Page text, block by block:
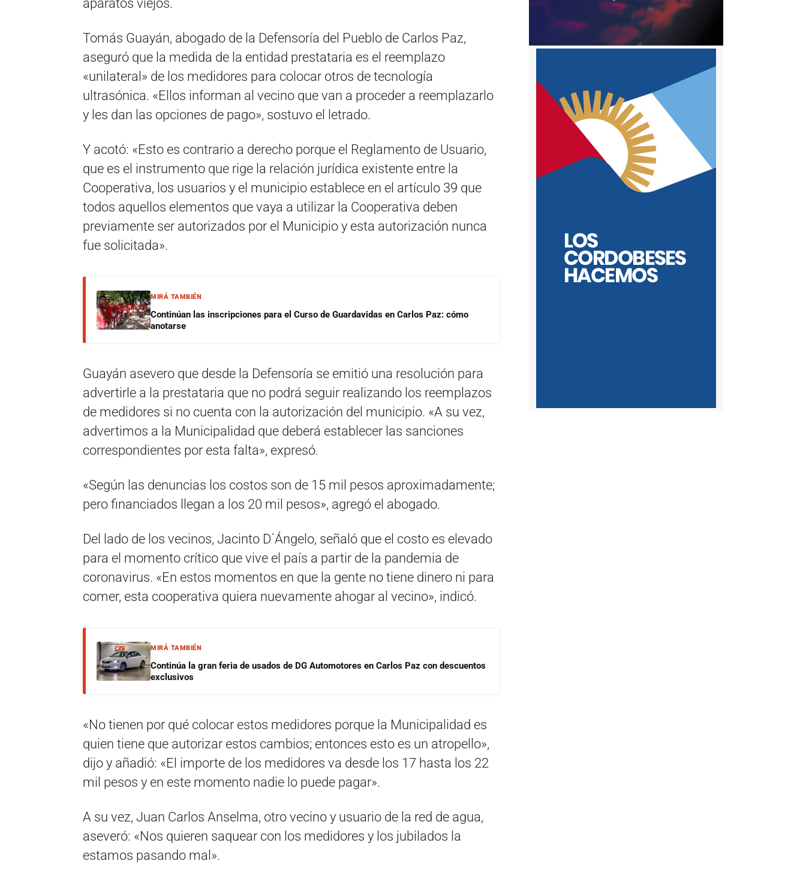
aparatos viejos.
Tomás Guayán, abogado de la Defensoría del Pueblo de Carlos Paz,
aseguró que la medida de la entidad prestataria es el reemplazo
«unilateral» de los medidores para colocar otros de tecnología
ultrasónica. «Ellos informan al vecino que van a proceder a reemplazarlo
y les dan las opciones de pago», sostuvo el letrado.
Y acotó: «Esto es contrario a derecho porque el Reglamento de Usuario,
que es el instrumento que rige la relación jurídica existente entre la
Cooperativa, los usuarios y el municipio establece en el artículo 39 que
todos aquellos elementos que vaya a utilizar la Cooperativa deben
previamente ser autorizados por el Municipio y esta autorización nunca
fue solicitada».
MIRÁ TAMBIÉN
Continúan las inscripciones para el Curso de Guardavidas en Carlos Paz: cómo
anotarse
Guayán asevero que desde la Defensoría se emitió una resolución para
advertirle a la prestataria que no podrá seguir realizando los reemplazos
de medidores si no cuenta con la autorización del municipio. «A su vez,
advertimos a la Municipalidad que deberá establecer las sanciones
correspondientes por esta falta», expresó.
«Según las denuncias los costos son de 15 mil pesos aproximadamente;
pero financiados llegan a los 20 mil pesos», agregó el abogado.
Del lado de los vecinos, Jacinto D´Ángelo, señaló que el costo es elevado
para el momento crítico que vive el país a partir de la pandemia de
coronavirus. «En estos momentos en que la gente no tiene dinero ni para
comer, esta cooperativa quiera nuevamente ahogar al vecino», indicó.
MIRÁ TAMBIÉN
Continúa la gran feria de usados de DG Automotores en Carlos Paz con descuentos
exclusivos
«No tienen por qué colocar estos medidores porque la Municipalidad es
quien tiene que autorizar estos cambios; entonces esto es un atropello»,
dijo y añadió: «El importe de los medidores va desde los 17 hasta los 22
mil pesos y en este momento nadie lo puede pagar».
A su vez, Juan Carlos Anselma, otro vecino y usuario de la red de agua,
aseveró: «Nos quieren saquear con los medidores y los jubilados la
estamos pasando mal».